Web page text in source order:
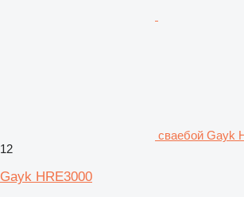
сваебой Gayk
12
Gayk HRE3000